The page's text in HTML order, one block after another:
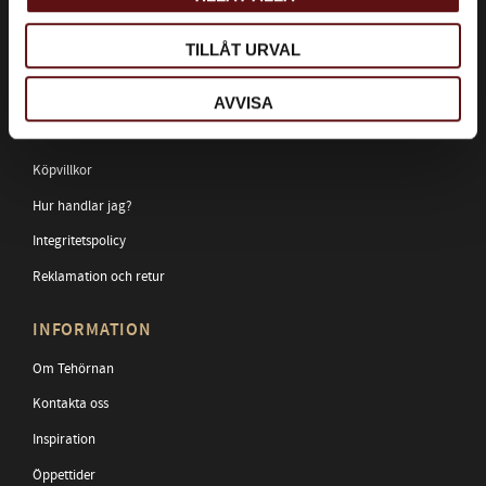
TILLÅT URVAL
AVVISA
E-post: umea@tehornan.se
Utopiagallerian, Skolgatan 62
KUNDTJÄNST
Köpvillkor
Hur handlar jag?
Integritetspolicy
Reklamation och retur
INFORMATION
Om Tehörnan
Kontakta oss
Inspiration
Öppettider